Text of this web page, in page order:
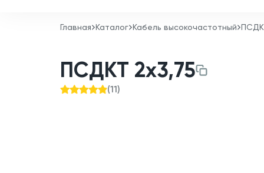
Главная Каталог Кабель высокочастотный
ПСДКТ 2x3,75
(11)